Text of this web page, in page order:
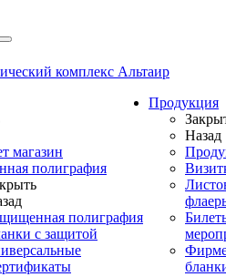
магазин
полиграфия
полиграфия
с защитой
Продукция
Назад